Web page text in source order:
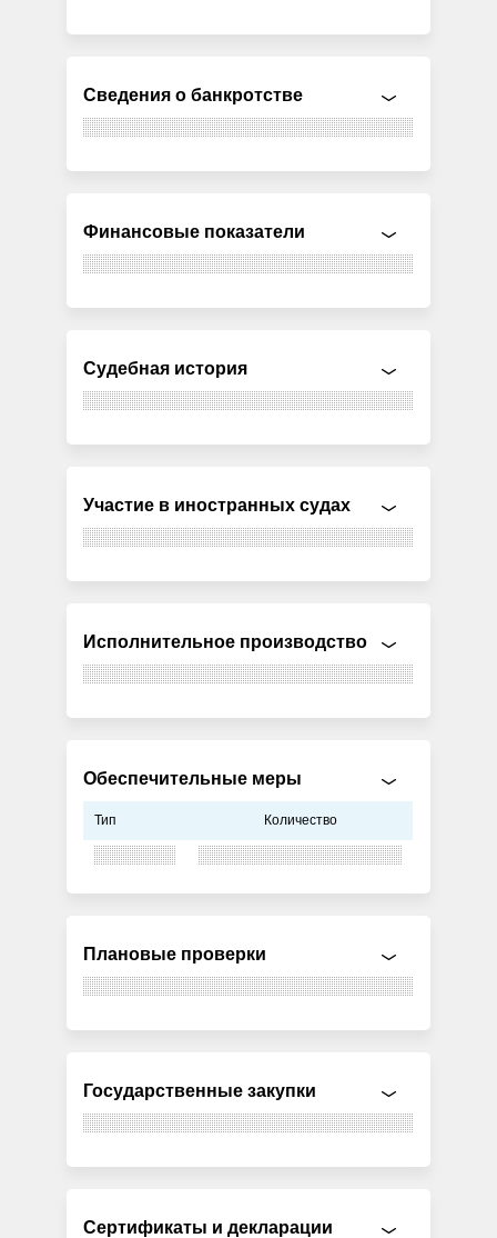
Сведения о банкротстве
Финансовые показатели
Судебная история
Участие в иностранных судах
Исполнительное производство
Обеспечительные меры
Тип Количество
Плановые проверки
Государственные закупки
Сертификаты и декларации